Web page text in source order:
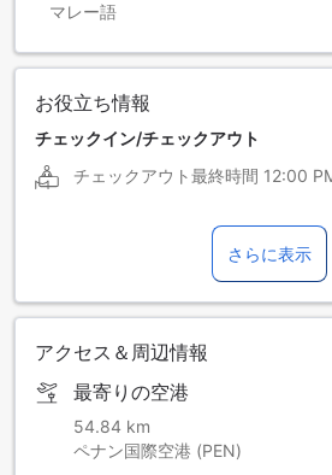
マレー語
お役立ち情報
チェックイン/チェックアウト
チェックアウト最終時間 12:00
さらに表示
アクセス＆周辺情報
最寄りの空港
54.84 km
ペナン国際空港 (PEN)